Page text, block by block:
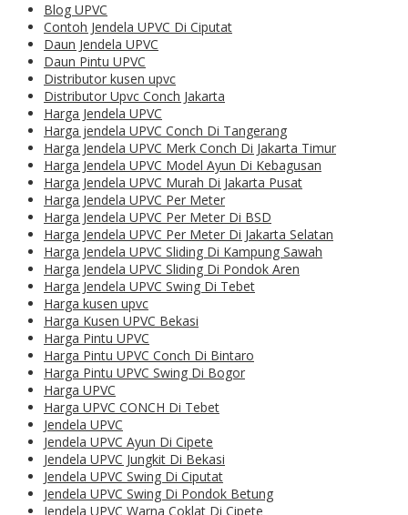
Blog UPVC
Contoh Jendela UPVC Di Ciputat
Daun Jendela UPVC
Daun Pintu UPVC
Distributor kusen upvc
Distributor Upvc Conch Jakarta
Harga Jendela UPVC
Harga jendela UPVC Conch Di Tangerang
Harga Jendela UPVC Merk Conch Di Jakarta Timur
Harga Jendela UPVC Model Ayun Di Kebagusan
Harga Jendela UPVC Murah Di Jakarta Pusat
Harga Jendela UPVC Per Meter
Harga Jendela UPVC Per Meter Di BSD
Harga Jendela UPVC Per Meter Di Jakarta Selatan
Harga Jendela UPVC Sliding Di Kampung Sawah
Harga Jendela UPVC Sliding Di Pondok Aren
Harga Jendela UPVC Swing Di Tebet
Harga kusen upvc
Harga Kusen UPVC Bekasi
Harga Pintu UPVC
Harga Pintu UPVC Conch Di Bintaro
Harga Pintu UPVC Swing Di Bogor
Harga UPVC
Harga UPVC CONCH Di Tebet
Jendela UPVC
Jendela UPVC Ayun Di Cipete
Jendela UPVC Jungkit Di Bekasi
Jendela UPVC Swing Di Ciputat
Jendela UPVC Swing Di Pondok Betung
Jendela UPVC Warna Coklat Di Cipete